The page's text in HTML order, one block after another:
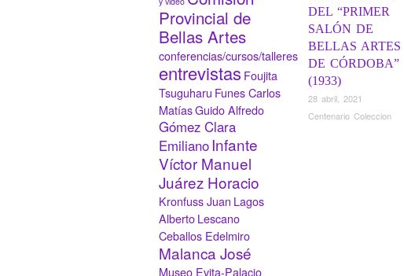
Provincial de
Bellas Artes
conferencias/cursos/talleres
entrevistas Foujita
Tsuguharu Funes Carlos
MatíasGuido Alfredo
Gómez Clara
EmilianoInfante
Víctor Manuel
Juárez Horacio
Kronfuss Juan Lagos
AlbertoLescano
Ceballos Edelmiro
Malanca José
Museo Evita-Palacio
DEL “PRIMER
SALÓN DE
BELLAS ARTES
DE CÓRDOBA”
(1933)
28 abril, 2021
Centenario Coleccion